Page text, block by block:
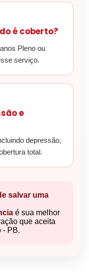
é coberto?
Pleno ou
serviço.
e
depressão,
total.
salvar uma
é sua melhor
que aceita
- PB.